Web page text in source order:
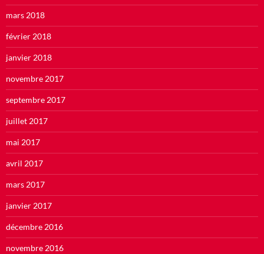
mars 2018
février 2018
janvier 2018
novembre 2017
septembre 2017
juillet 2017
mai 2017
avril 2017
mars 2017
janvier 2017
décembre 2016
novembre 2016